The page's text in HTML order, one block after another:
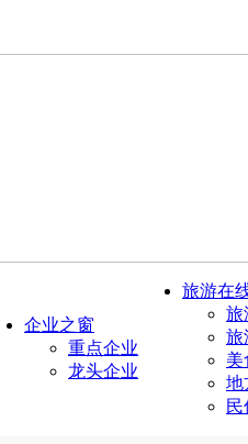
企业之窗
重点企业
龙头企业
旅游在
旅
旅
美
地